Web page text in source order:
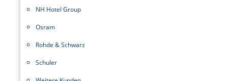
NH Hotel Group
Osram
Rohde & Schwarz
Schuler